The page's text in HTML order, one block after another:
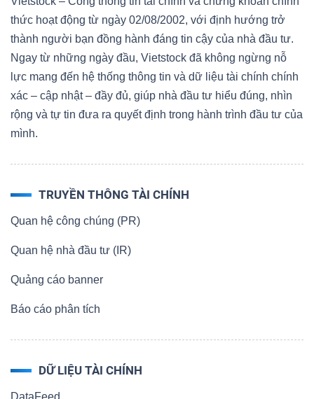
thức hoạt động từ ngày 02/08/2002, với định hướng trở
thành người bạn đồng hành đáng tin cậy của nhà đầu tư.
Ngay từ những ngày đầu, Vietstock đã không ngừng nỗ
lực mang đến hệ thống thông tin và dữ liệu tài chính chính
xác – cập nhật – đầy đủ, giúp nhà đầu tư hiểu đúng, nhìn
rộng và tự tin đưa ra quyết định trong hành trình đầu tư của
mình.
TRUYỀN THÔNG TÀI CHÍNH
Quan hệ công chúng (PR)
Quan hệ nhà đầu tư (IR)
Quảng cáo banner
Báo cáo phân tích
DỮ LIỆU TÀI CHÍNH